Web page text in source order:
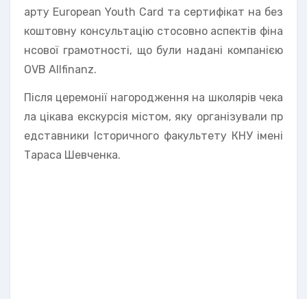
арту European Youth Card та сертифікат на без
коштовну консультацію стосовно аспектів фіна
нсової грамотності, що були надані компанією
OVB Allfinanz.
Після церемонії нагородження на школярів чека
ла цікава екскурсія містом, яку організували пр
едставники Історичного факультету КНУ імені
Тараса Шевченка.